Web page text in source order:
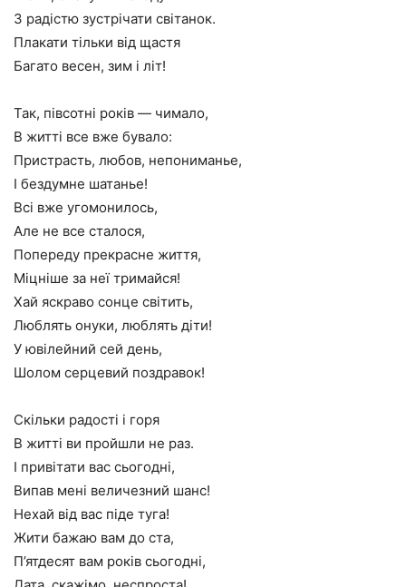
З радістю зустрічати світанок.
Плакати тільки від щастя
Багато весен, зим і літ!
Так, півсотні років — чимало,
В житті все вже бувало:
Пристрасть, любов, непониманье,
І бездумне шатанье!
Всі вже угомонилось,
Але не все сталося,
Попереду прекрасне життя,
Міцніше за неї тримайся!
Хай яскраво сонце світить,
Люблять онуки, люблять діти!
У ювілейний сей день,
Шолом серцевий поздравок!
Скільки радості і горя
В житті ви пройшли не раз.
І привітати вас сьогодні,
Випав мені величезний шанс!
Нехай від вас піде туга!
Жити бажаю вам до ста,
П’ятдесят вам років сьогодні,